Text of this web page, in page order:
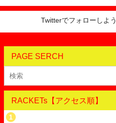
Twitterでフォローしよう
PAGE SERCH
RACKETs【アクセス順】